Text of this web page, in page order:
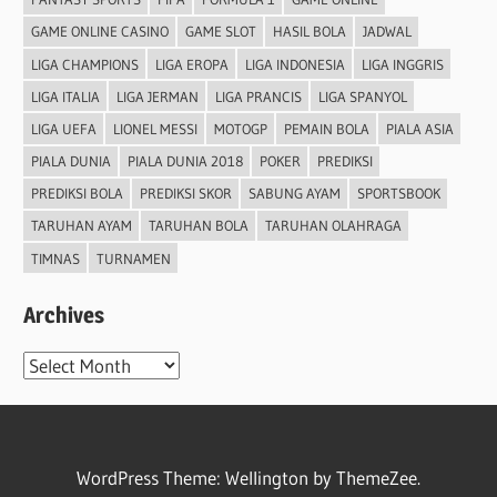
GAME ONLINE CASINO
GAME SLOT HASIL BOLA
JADWAL
LIGA CHAMPIONS
LIGA EROPA LIGA INDONESIA
LIGA INGGRIS
LIGA ITALIA
LIGA JERMAN LIGA PRANCIS
LIGA SPANYOL
LIGA UEFA
LIONEL MESSI MOTOGP PEMAIN BOLA
PIALA ASIA
PIALA DUNIA
PIALA DUNIA 2018 POKER
PREDIKSI
PREDIKSI BOLA
PREDIKSI SKOR SABUNG AYAM
SPORTSBOOK
TARUHAN AYAM
TARUHAN BOLA
TARUHAN OLAHRAGA
TIMNAS
TURNAMEN
Archives
Archives
WordPress Theme: Wellington by ThemeZee.